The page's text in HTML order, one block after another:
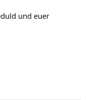
und euer